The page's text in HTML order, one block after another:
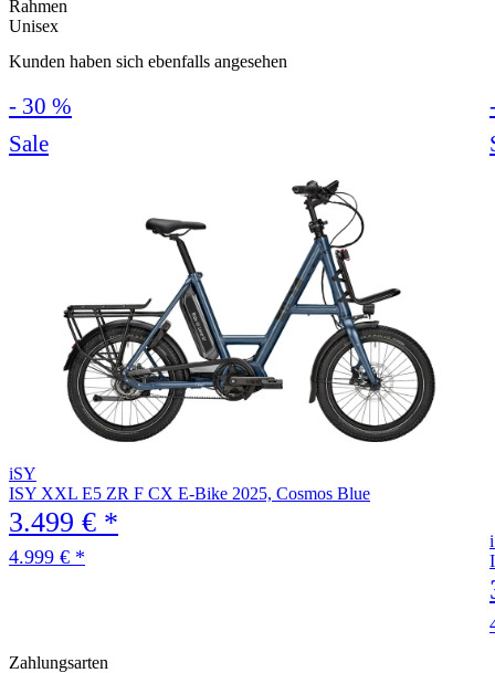
Rahmen
Unisex
Kunden haben sich ebenfalls angesehen
- 30 %
Sale
iSY
ISY XXL E5 ZR F CX E-Bike 2025, Cosmos Blue
3.499 € *
4.999 € *
Zahlungsarten